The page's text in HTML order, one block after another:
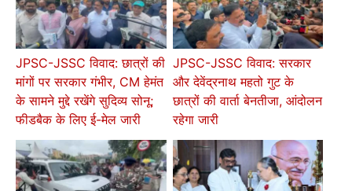
JPSC-JSSC विवाद: छात्रों की
मांगों पर सरकार गंभीर, CM हेमंत
के सामने मुद्दे रखेंगे सुदिव्य सोनू;
फीडबैक के लिए ई-मेल जारी
JPSC-JSSC विवाद: सरकार
और देवेंद्रनाथ महतो गुट के
छात्रों की वार्ता बेनतीजा, आंदोलन
रहेगा जारी